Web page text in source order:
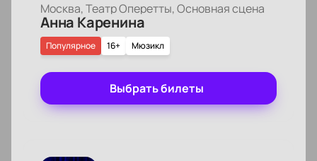
Москва, Театр Оперетты, Основная сцена
Анна Каренина
16+ Мюзикл
Популярное
Выбрать билеты